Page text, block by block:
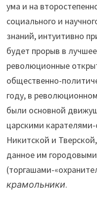
ума и на
социального и
знаний, интуитивно
будет прорыв в
революционные
общественно-
году, в
были основной
царскими
Никитской и
данное им
(торгашами-
крамольники.